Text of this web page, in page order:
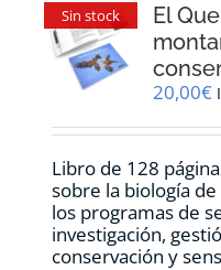
Sin stock
El
20,00€
Libro de 128
sobre la biología
los programas de
investigación,
conservación y